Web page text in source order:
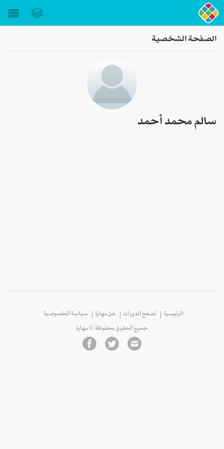
الصفحة الشخصية
سالم محمد أحمد
الرئيسية تصفح الدورات عن مهارة سياسة الخصوصية
جميع الحقوق محفوظة © مهارة